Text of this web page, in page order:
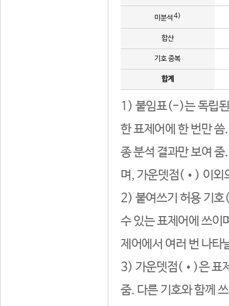
미분석 4)
합산
기호 중복
합계
1) 붙임표(-)는 독립된
한 표제어에 한 번만
종 분석 결과만 보여
며, 가운뎃점(•) 이외
2) 붙여쓰기 허용 기호
수 있는 표제어에 쓰이
제어에서 여러 번 나타
3) 가운뎃점(•)은 표
줌. 다른 기호와 함께